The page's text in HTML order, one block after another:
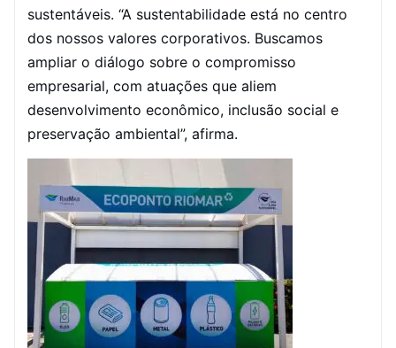
sustentáveis. “A sustentabilidade está no centro
dos nossos valores corporativos. Buscamos
ampliar o diálogo sobre o compromisso
empresarial, com atuações que aliem
desenvolvimento econômico, inclusão social e
preservação ambiental”, afirma.